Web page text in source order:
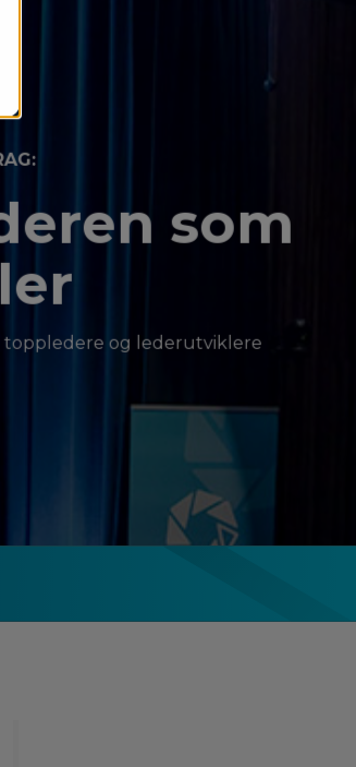
som
toppledere og lederutviklere